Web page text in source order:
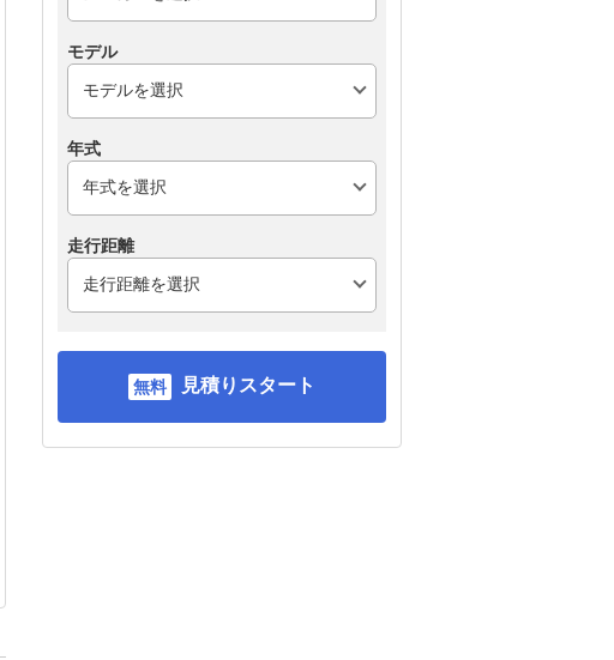
モデル
年式
走行距離
見積りスタート